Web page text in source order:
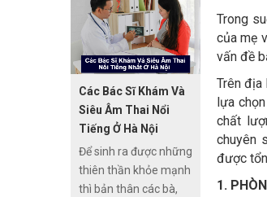
Trong
của mẹ
vấn đề
Trên địa
lựa
chất
chuyên
được
1.
xin giời thiệu top
những địa chỉ tẩy nốt
ruồi an toàn và tốt ở
Hà Nội. Đây là những
nhận định và đánh giá
của các chuyên gia
sau khi phỏng vấn,
khảo sát thực tế của
người bệnh, chị em đã
thực hiện tẩy nốt ruồi.
Các Bác Sĩ Khám Và
Siêu Âm Thai Nổi
Tiếng Ở Hà Nội
Để sinh ra được những
thiên thần khỏe mạnh
thì bản thân các bà,